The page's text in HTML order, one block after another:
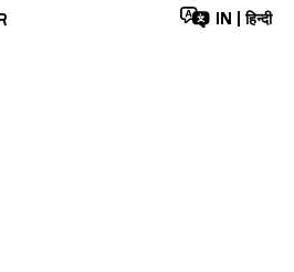
IN |हिन्दी